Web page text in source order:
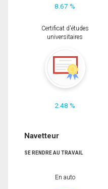
8.67 %
Certificat d'études
universitaires
2.48 %
Navetteur
SE RENDRE AU TRAVAIL
En auto